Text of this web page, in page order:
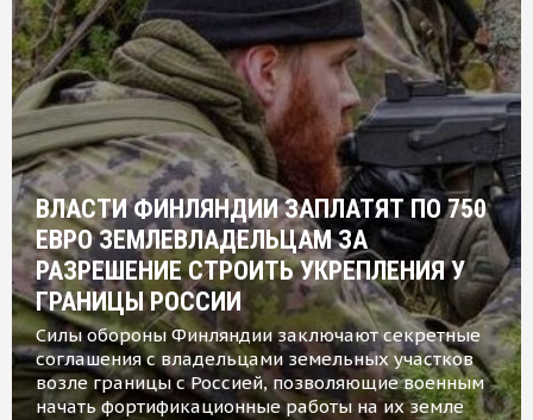
ВЛАСТИ ФИНЛЯНДИИ ЗАПЛАТЯТ ПО 750
ЕВРО ЗЕМЛЕВЛАДЕЛЬЦАМ ЗА
РАЗРЕШЕНИЕ СТРОИТЬ УКРЕПЛЕНИЯ У
ГРАНИЦЫ РОССИИ
Силы обороны Финляндии заключают секретные
соглашения с владельцами земельных участков
возле границы с Россией, позволяющие военным
начать фортификационные работы на их земле